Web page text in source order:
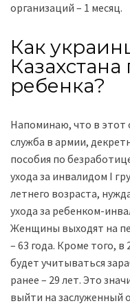
организаций – 1 месяц.
Как
ребенка?
Напоминаю, что в этот
служба в армии,
пособия по
ухода за инвалидом І
летнего возраста,
ухода за ребенком-
Женщины выходят на
– 63 года. Кроме того, в
будет учитываться
ранее – 29 лет. Это
выйти на заслуженный